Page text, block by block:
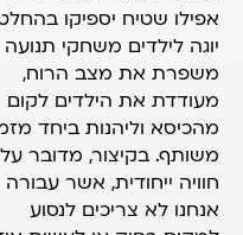
אפילו שטיח יספיקו
יוגה לילדים משחקי תנועה
משפרת את מצב הרוח,
מעודדת את הילדים לקום
מהכיסא וליהנות ביחד
משותף. בקיצור, מדובר על
חוויה ייחודית, אשר עבורה
אנחנו לא צריכים לנסוע